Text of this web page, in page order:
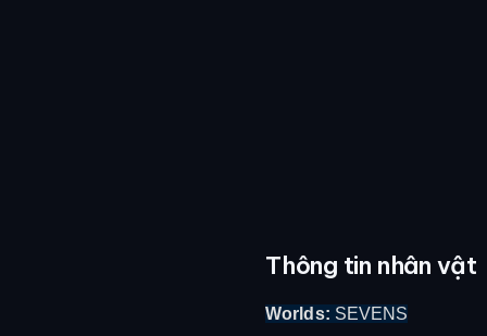
Thông tin nhân vật
Worlds: SEVENS